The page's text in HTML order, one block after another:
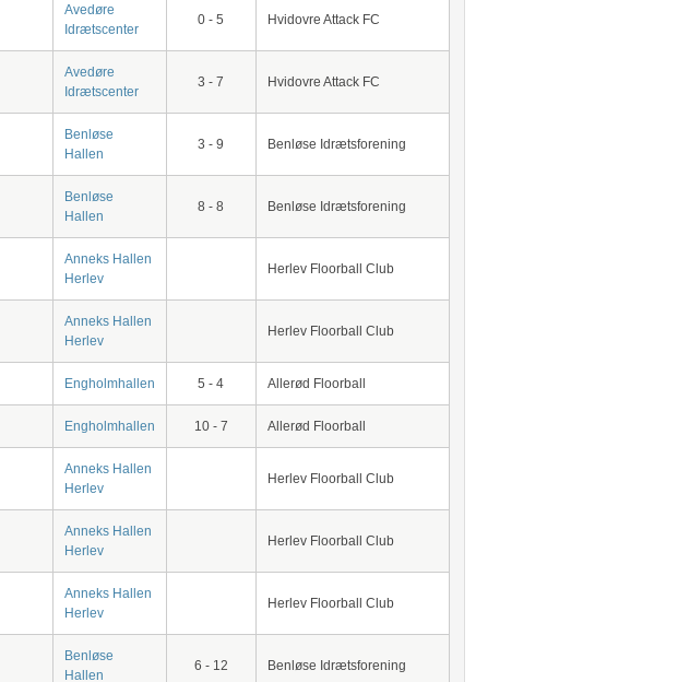
Avedøre
Idrætscenter
0 - 5 Hvidovre Attack FC
Avedøre
Idrætscenter
3 - 7 Hvidovre Attack FC
Benløse
Hallen
3 - 9 Benløse Idrætsforening
Benløse
Hallen
8 - 8 Benløse Idrætsforening
Anneks Hallen
Herlev
Herlev Floorball Club
Anneks Hallen
Herlev
Herlev Floorball Club
Engholmhallen 5 - 4 Allerød Floorball
Engholmhallen 10 - 7 Allerød Floorball
Anneks Hallen
Herlev
Herlev Floorball Club
Anneks Hallen
Herlev
Herlev Floorball Club
Anneks Hallen
Herlev
Herlev Floorball Club
Benløse
Hallen
6 - 12 Benløse Idrætsforening